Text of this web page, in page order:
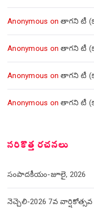
Anonymous onతాగని టీ
Anonymous onతాగని టీ
Anonymous onతాగని టీ
Anonymous onతాగని టీ
సరికొత్త రచనలు
సంపాదకీయం-జూలై, 2026
నెచ్చెలి-2026 7వ